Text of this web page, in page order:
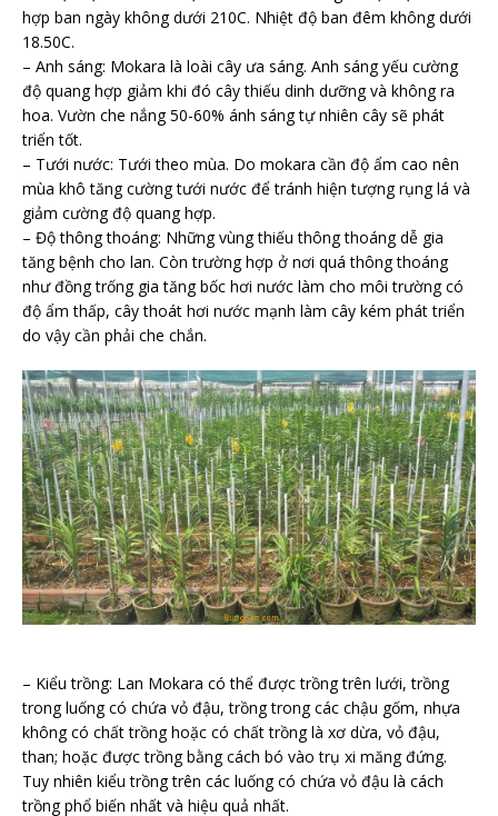
hợp ban ngày không dưới 210C. Nhiệt độ ban đêm không dưới
18.50C.
– Anh sáng: Mokara là loài cây ưa sáng. Anh sáng yếu cường
độ quang hợp giảm khi đó cây thiếu dinh dưỡng và không ra
hoa. Vườn che nắng 50-60% ánh sáng tự nhiên cây sẽ phát
triển tốt.
– Tưới nước: Tưới theo mùa. Do mokara cần độ ẩm cao nên
mùa khô tăng cường tưới nước để tránh hiện tượng rụng lá và
giảm cường độ quang hợp.
– Độ thông thoáng: Những vùng thiếu thông thoáng dễ gia
tăng bệnh cho lan. Còn trường hợp ở nơi quá thông thoáng
như đồng trống gia tăng bốc hơi nước làm cho môi trường có
độ ẩm thấp, cây thoát hơi nước mạnh làm cây kém phát triển
do vậy cần phải che chắn.
– Kiểu trồng: Lan Mokara có thể được trồng trên lưới, trồng
trong luống có chứa vỏ đậu, trồng trong các chậu gốm, nhựa
không có chất trồng hoặc có chất trồng là xơ dừa, vỏ đậu,
than; hoặc được trồng bằng cách bó vào trụ xi măng đứng.
Tuy nhiên kiểu trồng trên các luống có chứa vỏ đậu là cách
trồng phổ biến nhất và hiệu quả nhất.